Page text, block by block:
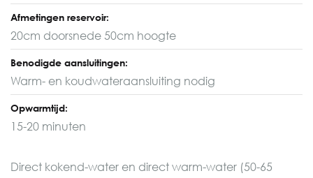
Afmetingen reservoir:
20cm doorsnede 50cm hoogte
Benodigde aansluitingen:
Warm- en koudwateraansluiting nodig
Opwarmtijd:
15-20 minuten
Direct kokend-water en direct warm-water (50-65